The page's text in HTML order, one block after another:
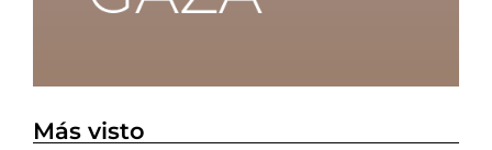
Más visto